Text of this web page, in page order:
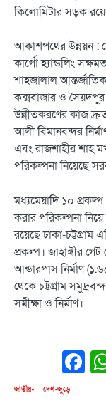
কিলোমিটার সড়ক
আকাশপথের উন্নয়ন :
কার্গো হ্যান্ডলিং
শাহজালাল
কক্সবাজার ও সৈয়দপুর
উন্নীতকরণের কাজ
আলী বিমানবন্দর
এবং রাজশাহীর শাহ
পরিকল্পনা নিয়েছে
মধ্যমেয়াদি ১০
করার পরিকল্পনা
রয়েছে ঢাকা-চট্টগ্রাম
প্রকল্প। জাহাঙ্গীর
আন্ডারপাস নির্মাণ
থেকে চট্টগ্রাম
সমীক্ষা ও নির্মাণ।
জাতীয় দেশ-জুড়ে